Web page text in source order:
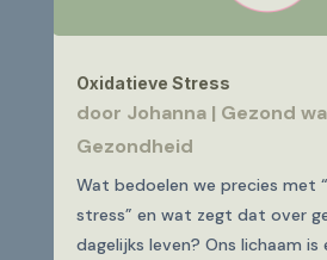
Oxidatieve Stress
door Johanna| Gezond
Gezondheid
Wat bedoelen we precies met
stress” en wat zegt dat over
dagelijks leven? Ons lichaam is